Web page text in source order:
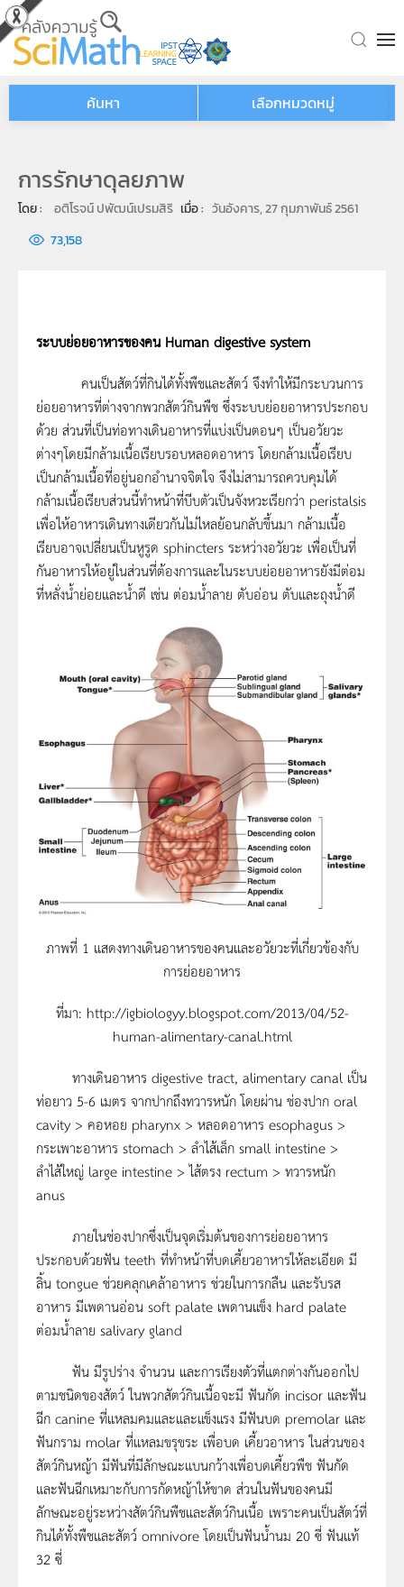
Skip to main content
ค้นหา เลือกหมวดหมู่
การรักษาดุลยภาพ
โดย : อติโรจน์ ปพัฒน์เปรมสิริ เมื่อ : วันอังคาร, 27 กุมภาพันธ์ 2561
73,158
ระบบย่อยอาหารของคน Human digestive system
คนเป็นสัตว์ที่กินได้ทั้งพืชและสัตว์ จึงทำให้มีกระบวนการ
ย่อยอาหารที่ต่างจากพวกสัตว์กินพืช ซึ่งระบบย่อยอาหารประกอบ
ด้วย ส่วนที่เป็นท่อทางเดินอาหารที่แบ่งเป็นตอนๆ เป็นอวัยวะ
ต่างๆโดยมีกล้ามเนื้อเรียบรอบหลอดอาหาร โดยกล้ามเนื้อเรียบ
เป็นกล้ามเนื้อที่อยู่นอกอำนาจจิตใจ จึงไม่สามารถควบคุมได้
กล้ามเนื้อเรียบส่วนนี้ทำหน้าที่บีบตัวเป็นจังหวะเรียกว่า peristalsis
เพื่อให้อาหารเดินทางเดียวกันไม่ไหลย้อนกลับขึ้นมา กล้ามเนื้อ
เรียบอาจเปลี่ยนเป็นหูรูด sphincters ระหว่างอวัยวะ เพื่อเป็นที่
กันอาหารให้อยู่ในส่วนที่ต้องการและในระบบย่อยอาหารยังมีต่อม
ที่หลั่งน้ำย่อยและน้ำดี เช่น ต่อมน้ำลาย ตับอ่อน ตับและถุงน้ำดี
ภาพที่ 1 แสดงทางเดินอาหารของคนและอวัยวะที่เกี่ยวข้องกับ
การย่อยอาหาร
ที่มา: http://igbiologyy.blogspot.com/2013/04/52-
human-alimentary-canal.html
ทางเดินอาหาร digestive tract, alimentary canal เป็น
ท่อยาว 5-6 เมตร จากปากถึงทวารหนัก โดยผ่าน ช่องปาก oral
cavity > คอหอย pharynx > หลอดอาหาร esophagus >
กระเพาะอาหาร stomach > ลำไส้เล็ก small intestine >
ลำไส้ใหญ่ large intestine > ไส้ตรง rectum > ทวารหนัก
anus
ภายในช่องปากซึ่งเป็นจุดเริ่มต้นของการย่อยอาหาร
ประกอบด้วยฟัน teeth ที่ทำหน้าที่บดเคี้ยวอาหารให้ละเอียด มี
ลิ้น tongue ช่วยคลุกเคล้าอาหาร ช่วยในการกลืน และรับรส
อาหาร มีเพดานอ่อน soft palate เพดานแข็ง hard palate
ต่อมน้ำลาย salivary gland
ฟัน มีรูปร่าง จำนวน และการเรียงตัวที่แตกต่างกันออกไป
ตามชนิดของสัตว์ ในพวกสัตว์กินเนื้อจะมี ฟันกัด incisor และฟัน
ฉีก canine ที่แหลมคมและและแข็งแรง มีฟันบด premolar และ
ฟันกราม molar ที่แหลมขรุขระ เพื่อบด เคี้ยวอาหาร ในส่วนของ
สัตว์กินหญ้า มีฟันที่มีลักษณะแบนกว้างเพื่อบดเคี้ยวพืช ฟันกัด
และฟันฉีกเหมาะกับการกัดหญ้าให้ขาด ส่วนในฟันของคนมี
ลักษณะอยู่ระหว่างสัตว์กินพืชและสัตว์กินเนื้อ เพราะคนเป็นสัตว์ที่
กินได้ทั้งพืชและสัตว์ omnivore โดยเป็นฟันน้ำนม 20 ซี่ ฟันแท้
32 ซี่